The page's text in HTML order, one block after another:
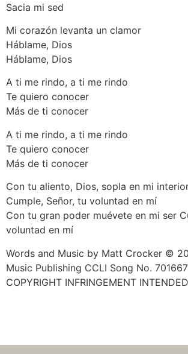
Sacia mi sed
Mi corazón levanta un clamor
Háblame, Dios
Háblame, Dios
A ti me rindo, a ti me rindo
Te quiero conocer
Más de ti conocer
A ti me rindo, a ti me rindo
Te quiero conocer
Más de ti conocer
Con tu aliento, Dios, sopla en mi
Cumple, Señor, tu voluntad en mí
Con tu gran poder muévete en mi ser
voluntad en mí
Words and Music by Matt Crocker ©
Music Publishing CCLI Song No.
COPYRIGHT INFRINGEMENT